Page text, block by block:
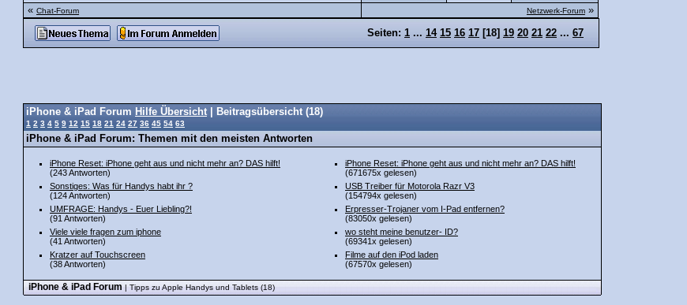
«Chat-Forum Netzwerk-Forum»
Seiten: 1 ... 14 15 16 17 [18] 19 20 21 22 ... 67
iPhone & iPad Forum Hilfe Übersicht | Beitragsübersicht (18)
1 2 3 4 5 9 12 15 18 21 24 27 36 45 54 63
iPhone & iPad Forum: Themen mit den meisten Antworten
iPhone Reset: iPhone geht aus und nicht mehr an? DAS hilft!
(243 Antworten)
Sonstiges: Was für Handys habt ihr ?
(124 Antworten)
UMFRAGE: Handys - Euer Liebling?!
(91 Antworten)
Viele viele fragen zum iphone
(41 Antworten)
Kratzer auf Touchscreen
(38 Antworten)
iPhone Reset: iPhone geht aus und nicht mehr an? DAS hilft!
(671675x gelesen)
USB Treiber für Motorola Razr V3
(154794x gelesen)
Erpresser-Trojaner vom I-Pad entfernen?
(83050x gelesen)
wo steht meine benutzer- ID?
(69341x gelesen)
Filme auf den iPod laden
(67570x gelesen)
iPhone & iPad Forum | Tipps zu Apple Handys und Tablets (18)